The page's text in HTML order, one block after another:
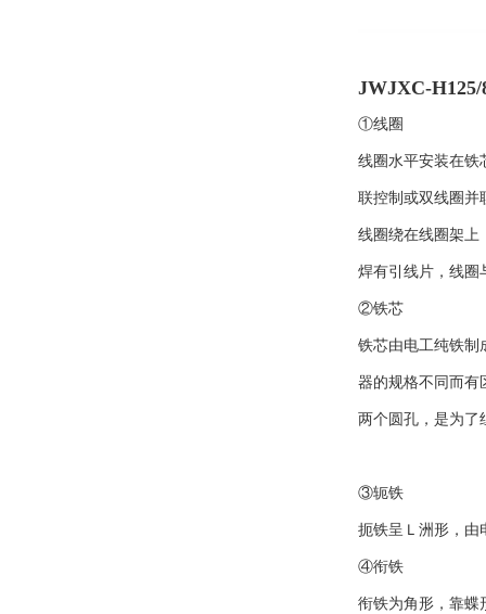
JWJXC-
①线圈
线圈水平安装在铁
联控制或双线圈并
线圈绕在线圈架上
焊有引线片，线圈
②铁芯
铁芯由电工纯铁制
器的规格不同而有
两个圆孔，是为了
③轭铁
扼铁呈Ｌ洲形，由
④衔铁
衔铁为角形，靠蝶